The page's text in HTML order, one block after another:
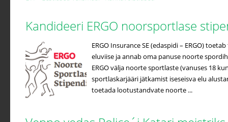
Kandideeri ERGO noorsportlase
ERGO Insurance SE (edaspidi – ERGO)
eluviise ja annab oma panuse noorte
ERGO välja noorte sportlaste (vanuses 18
sportlaskarjääri jätkamist iseseisva elu
toetada lootustandvate noorte ...